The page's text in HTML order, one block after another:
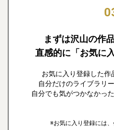
まずは沢山の作
直感的に「お気に
お気に入り登録した作
自分だけのライブラリ
自分でも気がつかなかっ
※お気に入り登録には、